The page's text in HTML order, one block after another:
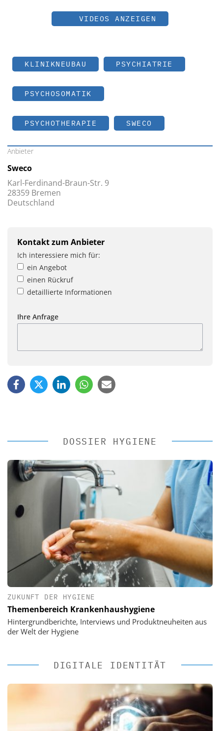
VIDEOS ANZEIGEN
KLINIKNEUBAU PSYCHIATRIE
PSYCHOSOMATIK
PSYCHOTHERAPIE SWECO
Anbieter
Sweco
Karl-Ferdinand-Braun-Str. 9
28359 Bremen
Deutschland
Kontakt zum Anbieter
Ich interessiere mich für:
ein Angebot
einen Rückruf
detaillierte Informationen
Ihre Anfrage
DOSSIER HYGIENE
ZUKUNFT DER HYGIENE
Themenbereich Krankenhaushygiene
Hintergrundberichte, Interviews und Produktneuheiten aus
der Welt der Hygiene
DIGITALE IDENTITÄT